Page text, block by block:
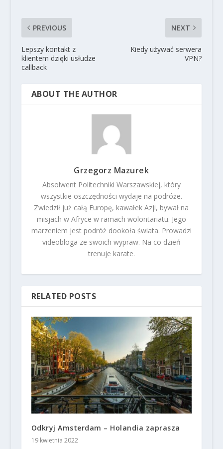
PREVIOUS
Lepszy kontakt z
klientem dzięki usłudze
callback
NEXT
Kiedy używać serwera
VPN?
ABOUT THE AUTHOR
Grzegorz Mazurek
Absolwent Politechniki Warszawskiej, który
wszystkie oszczędności wydaje na podróże.
Zwiedził już całą Europę, kawałek Azji, bywał na
misjach w Afryce w ramach wolontariatu. Jego
marzeniem jest podróż dookoła świata. Prowadzi
videobloga ze swoich wypraw. Na co dzień
trenuje karate.
RELATED POSTS
Odkryj Amsterdam – Holandia zaprasza
19 kwietnia 2022